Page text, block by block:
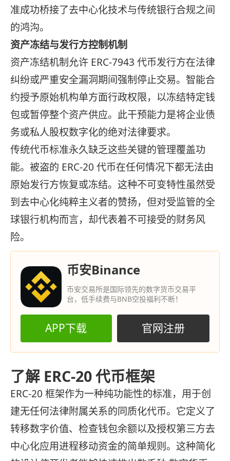
准成功桥接了去中心化技术与传统银行合规之间
的鸿沟。
资产冻结与发行方控制机制
资产冻结机制允许 ERC-7943 代币发行方在法律
纠纷或严重安全漏洞期间强制停止交易。智能合
约授予原始机构单方面行政权限，以冻结特定钱
包或暂停整个资产供应。此干预能力是将企业债
务或私人股权数字化的绝对法律要求。
传统代币标准永久缺乏这些关键的管理覆盖功
能。被盗的 ERC-20 代币在任何情况下都无法由
原始发行方恢复或冻结。这种不可变特性虽然受
到去中心化纯粹主义者的赞扬，但对受监管的全
球银行机构而言，却代表着不可接受的财务风
险。
币安Binance
币安交易所是国际领先的数字货币交易平
台，低手续费与BNB空投福利不断！
APP下载 官网注册
了解 ERC-20 代币框架
ERC-20 框架作为一种纯功能性的标准，用于创
建无任何法律附属关系的同质化代币。它定义了
转移数字价值、检查钱包余额以及授权第三方去
中心化应用进程移动资金的简单规则。这种简化